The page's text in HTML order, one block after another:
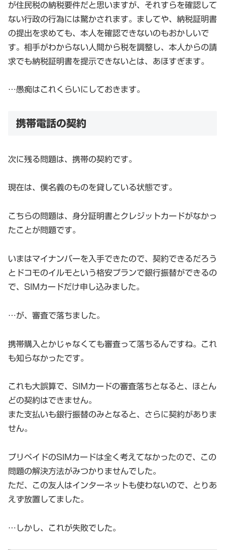
が住民税の納税要件だと思いますが、それすらを確認して
ない行政の行為には驚かされます。ましてや、納税証明書
の提出を求めても、本人を確認できないのもおかしいで
す。相手がわからない人間から税を調整し、本人からの請
求でも納税証明書を提示できないとは、あほすぎます。
…愚痴はこれくらいにしておきます。
携帯電話の契約
次に残る問題は、携帯の契約です。
現在は、僕名義のものを貸している状態です。
こちらの問題は、身分証明書とクレジットカードがなかっ
たことが問題です。
いまはマイナンバーを入手できたので、契約できるだろう
とドコモのイルモという格安プランで銀行振替ができるの
で、SIMカードだけ申し込みました。
…が、審査で落ちました。
携帯購入とかじゃなくても審査って落ちるんですね。これ
も知らなかったです。
これも大誤算で、SIMカードの審査落ちとなると、ほとん
どの契約はできません。
また支払いも銀行振替のみとなると、さらに契約がありま
せん。
プリペイドのSIMカードは全く考えてなかったので、この
問題の解決方法がみつかりませんでした。
ただ、この友人はインターネットも使わないので、とりあ
えず放置してました。
…しかし、これが失敗でした。